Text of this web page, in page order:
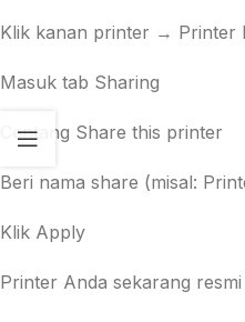
Klik kanan printer → Printer
Masuk tab Sharing
Centang Share this printer
Beri nama share (misal:
Klik Apply
Printer Anda sekarang resmi